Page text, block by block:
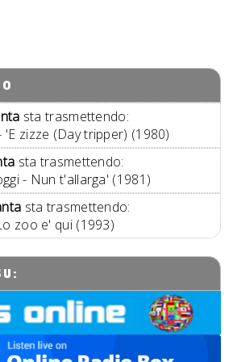
sta trasmettendo:
'E zizze (Day tripper) (1980)
sta trasmettendo:
- Nun t'allarga' (1981)
sta trasmettendo:
zoo e' qui (1993)